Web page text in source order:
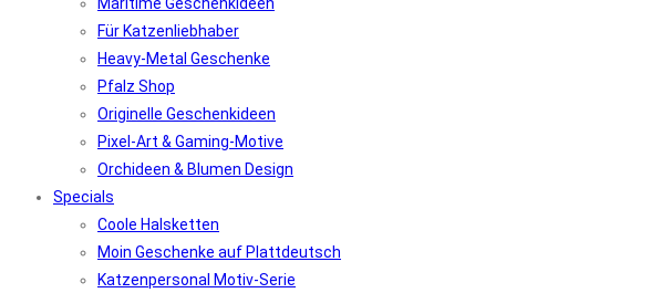
Für Katzenliebhaber
Heavy-Metal Geschenke
Pfalz Shop
Originelle Geschenkideen
Pixel-Art & Gaming-Motive
Orchideen & Blumen Design
Specials
Coole Halsketten
Moin Geschenke auf Plattdeutsch
Katzenpersonal Motiv-Serie